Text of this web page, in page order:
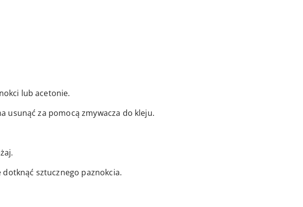
lub acetonie.
usunąć za pomocą zmywacza do kleju.
sztucznego paznokcia.